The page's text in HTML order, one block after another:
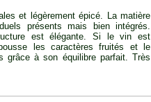
et légèrement épicé. La matière
présents mais bien intégrés.
est élégante. Si le vin est
les caractères fruités et le
grâce à son équilibre parfait. Très